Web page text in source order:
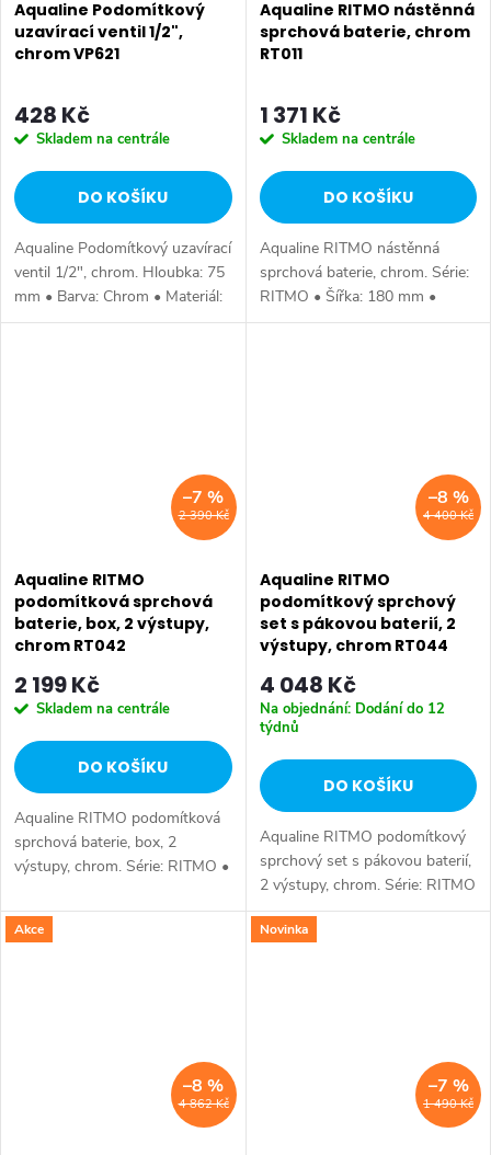
Aqualine Podomítkový
uzavírací ventil 1/2",
chrom VP621
428 Kč
Skladem na centrále
DO KOŠÍKU
Aqualine Podomítkový uzavírací
ventil 1/2", chrom. Hloubka: 75
mm • Barva: Chrom • Materiál:
Mosaz • Tvar: Kruhové •
Aqualine RITMO nástěnná
sprchová baterie, chrom
RT011
1 371 Kč
Skladem na centrále
DO KOŠÍKU
Aqualine RITMO nástěnná
sprchová baterie, chrom. Série:
RITMO • Šířka: 180 mm •
Výška: 125 mm • Hloubka: 132
2 390 Kč
–7 %
Aqualine RITMO
podomítková sprchová
baterie, box, 2 výstupy,
chrom RT042
2 199 Kč
Skladem na centrále
DO KOŠÍKU
Aqualine RITMO podomítková
sprchová baterie, box, 2
výstupy, chrom. Série: RITMO •
mm • Barva: Chrom • Materiál:
Mosaz • Tvar: Hranaté •
4 400 Kč
–8 %
Aqualine RITMO
podomítkový sprchový
set s pákovou baterií, 2
výstupy, chrom RT044
4 048 Kč
Na objednání: Dodání do 12
týdnů
DO KOŠÍKU
Aqualine RITMO podomítkový
sprchový set s pákovou baterií,
2 výstupy, chrom. Série: RITMO
• Barva: Chrom • Materiál:
Mosaz • Tvar: Hranaté •
Akce
4 862 Kč
–8 %
Novinka
1 490 Kč
–7 %